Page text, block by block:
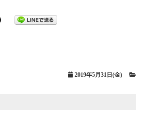
2019年5月31日(金)